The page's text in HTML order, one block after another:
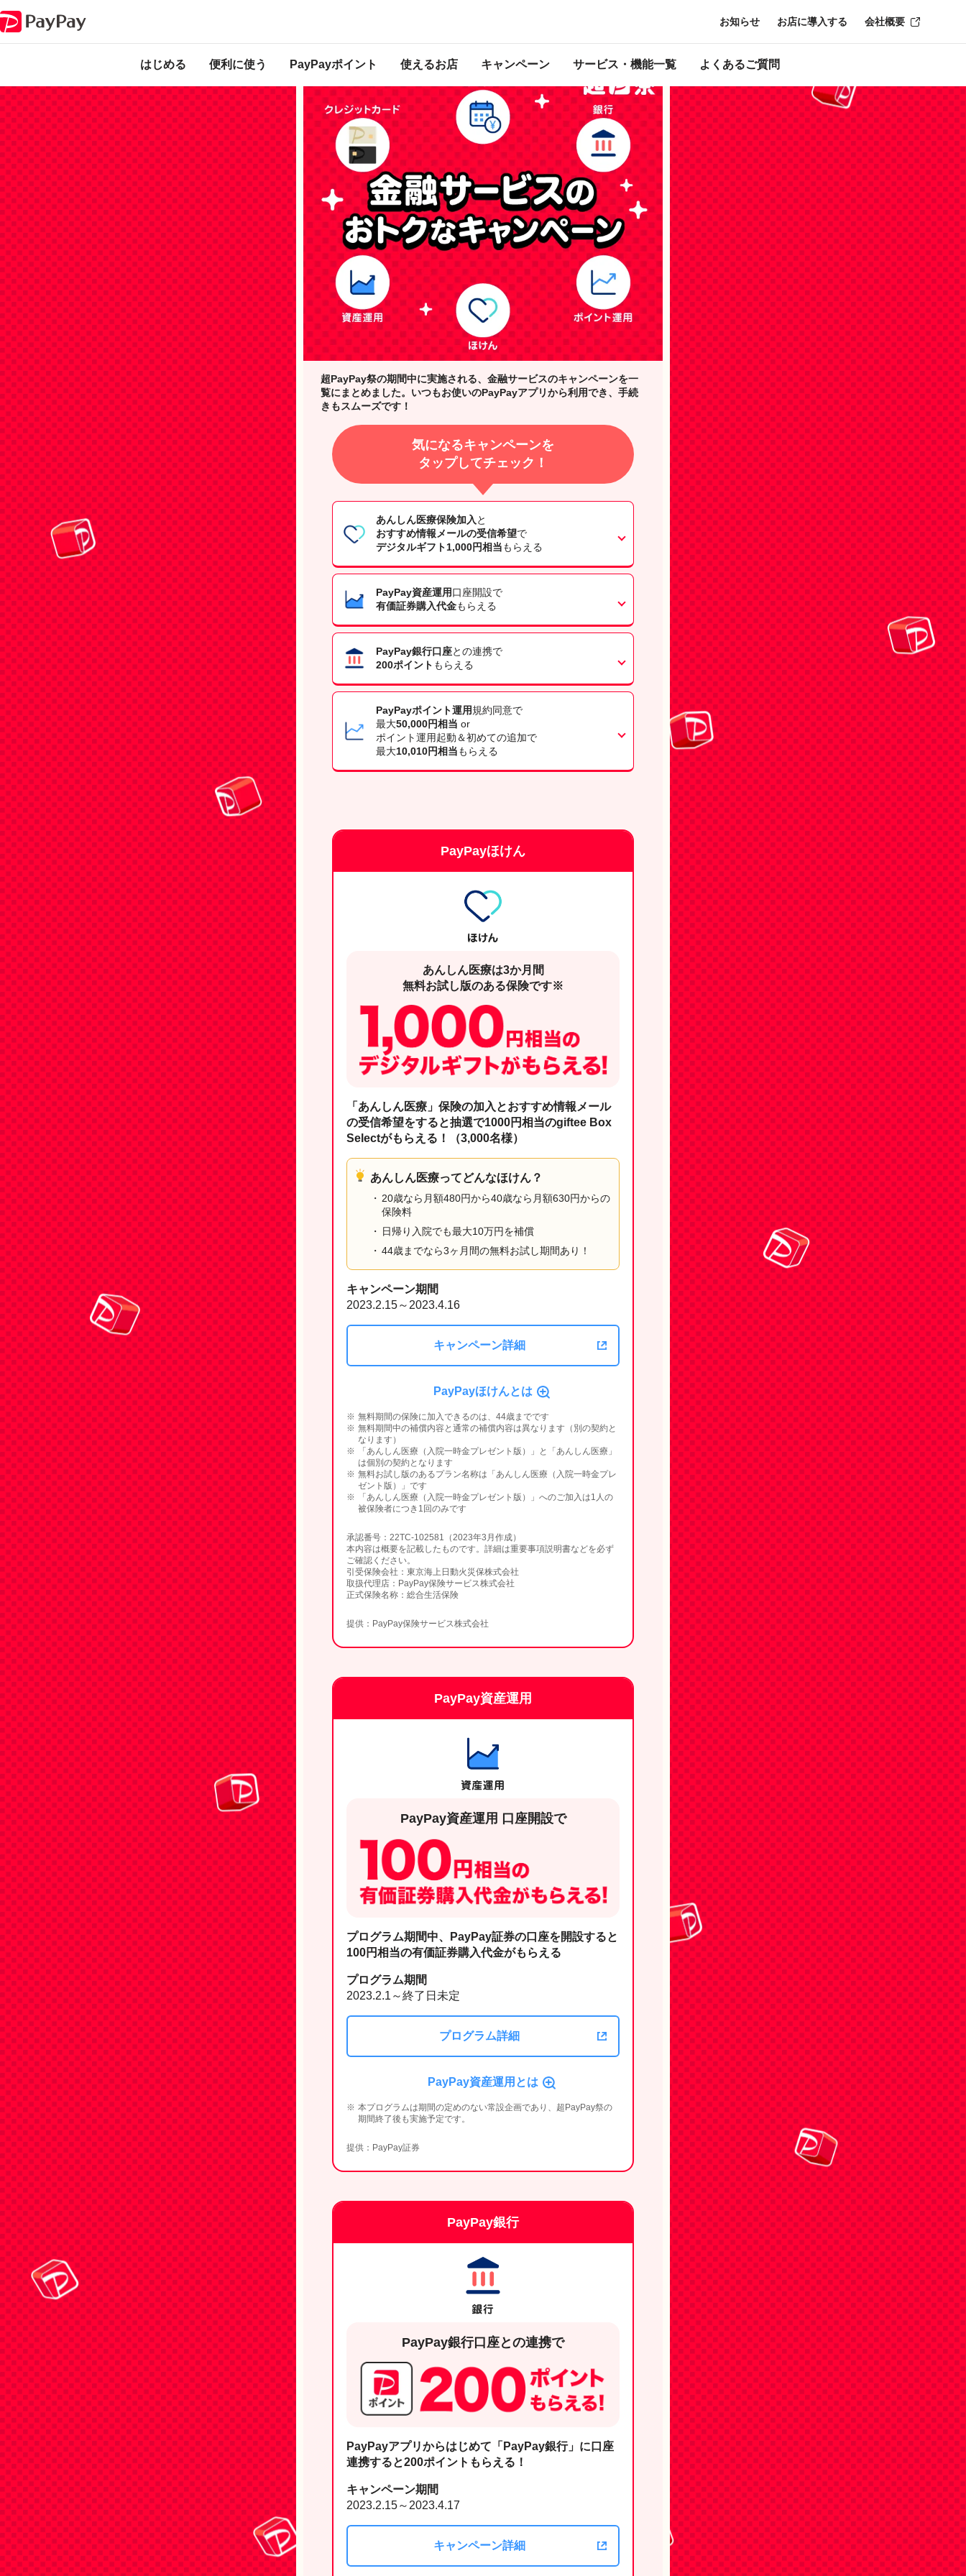
はじめる 便利に使う PayPayポイント 使えるお店 キャンペーン サービス・機能一覧 よくあるご質問
お知らせ お店に導入する 会社概要
ャンペーン終了時点のものになります。開催中のキャンペーン一覧
超PayPay祭の期間中に実施される、金融サービスのキャンペーンを一
覧にまとめました。いつもお使いのPayPayアプリから利用でき、手続
きもスムーズです！
気になるキャンペーンを
タップしてチェック！
あんしん医療保険加入 と
おすすめ情報メールの受信希望で
デジタルギフト1,000円相当もらえる
PayPay資産運用口座開設で
有価証券購入代金もらえる
PayPay銀行口座との連携で
200ポイント もらえる
PayPayポイント運用規約同意で
最大50,000円相当 or
ポイント運用起動＆初めての追加で
最大10,010円相当もらえる
PayPayほけん
あんしん医療は3か月間
無料お試し版のある保険です※
「あんしん医療」保険の加入とおすすめ情報メール
の受信希望をすると抽選で1000円相当のgiftee Box
Selectがもらえる！（3,000名様）
あんしん医療ってどんなほけん？
20歳なら月額480円から40歳なら月額630円からの
保険料
日帰り入院でも最大10万円を補償
44歳までなら3ヶ月間の無料お試し期間あり！
キャンペーン期間
2023.2.15～2023.4.16
キャンペーン詳細
PayPayほけんとは
無料期間の保険に加入できるのは、44歳までです
無料期間中の補償内容と通常の補償内容は異なります（別の契約と
なります）
「あんしん医療（入院一時金プレゼント版）」と「あんしん医療」
は個別の契約となります
無料お試し版のあるプラン名称は「あんしん医療（入院一時金プレ
ゼント版）」です
「あんしん医療（入院一時金プレゼント版）」へのご加入は1人の
被保険者につき1回のみです
承認番号：22TC-102581（2023年3月作成）
本内容は概要を記載したものです。詳細は重要事項説明書などを必ず
ご確認ください。
引受保険会社：東京海上日動火災保株式会社
取扱代理店：PayPay保険サービス株式会社
正式保険名称：総合生活保険
提供：PayPay保険サービス株式会社
PayPay資産運用
PayPay資産運用 口座開設で
プログラム期間中、PayPay証券の口座を開設すると
100円相当の有価証券購入代金がもらえる
プログラム期間
2023.2.1～終了日未定
プログラム詳細
PayPay資産運用とは
本プログラムは期間の定めのない常設企画であり、超PayPay祭の
期間終了後も実施予定です。
提供：PayPay証券
PayPay銀行
PayPay銀行口座との連携で
PayPayアプリからはじめて「PayPay銀行」に口座
連携すると200ポイントもらえる！
キャンペーン期間
2023.2.15～2023.4.17
キャンペーン詳細